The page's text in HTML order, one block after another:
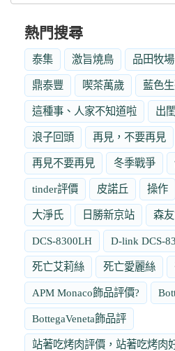
熱門搜尋
泰集 激旨燒鳥 品田牧場
鼎泰豐 喫茶萬歲 藍色
這種事、人家不知道啦 出
浪子回頭 再見，不要再見
再見不要再見 冬季戰爭
tinder評價 皮諾丘 操作
大淨氏 日勝新京站 森
DCS-8300LH D-link DCS-
死亡艾莉絲 死亡愛麗絲
APM Monaco飾品評價?
BottegaVeneta飾品評
站著吃烤肉評價，站著吃烤肉